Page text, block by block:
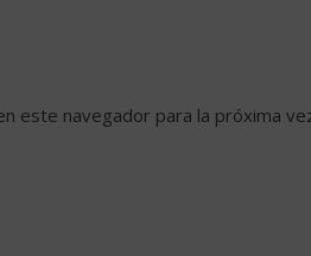
este navegador para la próxima